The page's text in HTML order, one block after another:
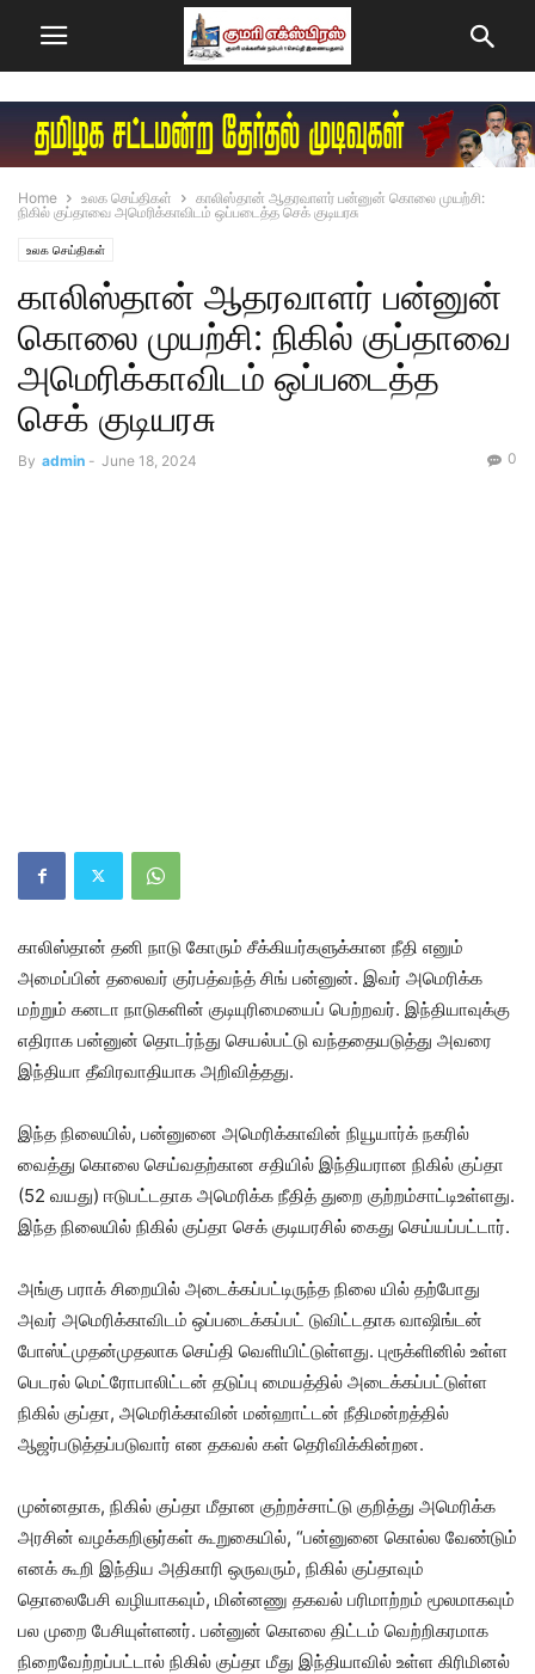
Home உலக செய்திகள்
காலிஸ்தான் ஆதரவாளர் பன்னுன் கொலை முயற்சி:
நிகில் குப்தாவை அமெரிக்காவிடம் ஒப்படைத்த செக் குடியரசு
உலக செய்திகள்
காலிஸ்தான் ஆதரவாளர் பன்னுன்
கொலை முயற்சி: நிகில் குப்தாவை
அமெரிக்காவிடம் ஒப்படைத்த
செக் குடியரசு
By admin - June 18, 2024 0
காலிஸ்தான் தனி நாடு கோரும் சீக்கியர்களுக்கான நீதி எனும்
அமைப்பின் தலைவர் குர்பத்வந்த் சிங் பன்னுன். இவர் அமெரிக்க
மற்றும் கனடா நாடுகளின் குடியுரிமையைப் பெற்றவர். இந்தியாவுக்கு
எதிராக பன்னுன் தொடர்ந்து செயல்பட்டு வந்ததையடுத்து அவரை
இந்தியா தீவிரவாதியாக அறிவித்தது.
இந்த நிலையில், பன்னுனை அமெரிக்காவின் நியூயார்க் நகரில்
வைத்து கொலை செய்வதற்கான சதியில் இந்தியரான நிகில் குப்தா
(52 வயது) ஈடுபட்டதாக அமெரிக்க நீதித் துறை குற்றம்சாட்டிஉள்ளது.
இந்த நிலையில் நிகில் குப்தா செக் குடியரசில் கைது செய்யப்பட்டார்.
அங்கு பராக் சிறையில் அடைக்கப்பட்டிருந்த நிலை யில் தற்போது
அவர் அமெரிக்காவிடம் ஒப்படைக்கப்பட் டுவிட்டதாக வாஷிங்டன்
போஸ்ட்முதன்முதலாக செய்தி வெளியிட்டுள்ளது. புரூக்ளினில் உள்ள
பெடரல் மெட்ரோபாலிட்டன் தடுப்பு மையத்தில் அடைக்கப்பட்டுள்ள
நிகில் குப்தா, அமெரிக்காவின் மன்ஹாட்டன் நீதிமன்றத்தில்
ஆஜர்படுத்தப்படுவார் என தகவல் கள் தெரிவிக்கின்றன.
முன்னதாக, நிகில் குப்தா மீதான குற்றச்சாட்டு குறித்து அமெரிக்க
அரசின் வழக்கறிஞர்கள் கூறுகையில், “பன்னுனை கொல்ல வேண்டும்
எனக் கூறி இந்திய அதிகாரி ஒருவரும், நிகில் குப்தாவும்
தொலைபேசி வழியாகவும், மின்னணு தகவல் பரிமாற்றம் மூலமாகவும்
பல முறை பேசியுள்ளனர். பன்னுன் கொலை திட்டம் வெற்றிகரமாக
நிறைவேற்றப்பட்டால் நிகில் குப்தா மீது இந்தியாவில் உள்ள கிரிமினல்